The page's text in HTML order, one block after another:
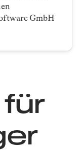
GmbH